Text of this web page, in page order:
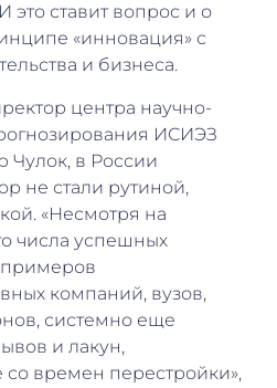
это ставит вопрос и о
«инновация» с
и бизнеса.
центра научно-
ИСИЭЗ
в России
не стали рутиной,
«Несмотря на
числа успешных
компаний, вузов,
системно еще
и лакун,
времен перестройки»,